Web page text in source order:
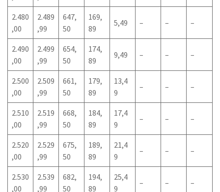
2.480
,00
2.489
,99
647,
50
169,
89
5,49 – – –
2.490
,00
2.499
,99
654,
50
174,
89
9,49 – – –
2.500
,00
2.509
,99
661,
50
179,
89
13,4
9
– – –
2.510
,00
2.519
,99
668,
50
184,
89
17,4
9
– – –
2.520
,00
2.529
,99
675,
50
189,
89
21,4
9
– – –
2.530
,00
2.539
,99
682,
50
194,
89
25,4
9
– – –